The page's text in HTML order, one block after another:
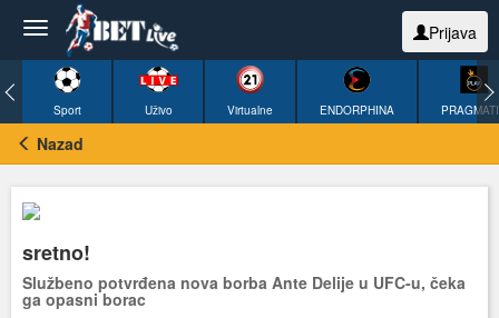
Prijava
Sport Uživo Virtualne ENDORPHINA
Nazad
sretno!
Službeno potvrđena nova borba Ante Delije u UFC-u, čeka
ga opasni borac